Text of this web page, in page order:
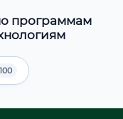
программам
100